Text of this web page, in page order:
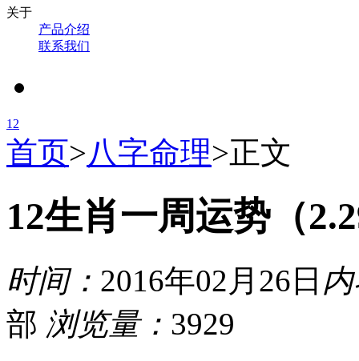
关于
产品介绍
联系我们
1 2
首页>八字命理>正文
12生肖一周运势（
时间： 2016年02月26日
部 浏览量： 3929